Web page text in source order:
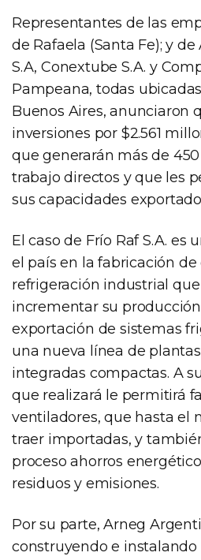
Representantes de las
de Rafaela (Santa Fe); y
S.A, Conextube S.A. y
Pampeana, todas
Buenos Aires, anunciaron
inversiones por $2.561
que generarán más de
trabajo directos y que les
sus capacidades
El caso de Frío Raf S.A. es
el país en la fabricación
refrigeración industrial
incrementar su
exportación de sistemas
una nueva línea de
integradas compactas. A
que realizará le permitirá
ventiladores, que hasta el
traer importadas, y
proceso ahorros
residuos y emisiones.
Por su parte, Arneg
construyendo e instalando